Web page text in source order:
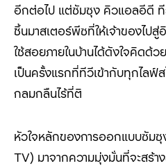
อีกต่อไป แต่ซัมซุง คิวแอลอีดี ที
ชิ้นมาสเตอร์พีซที่ให้เจ้าของไป
ใช้สอยภายในบ้านได้ดังใจคิดด้
เป็นครั้งแรกที่ทีวีเข้ากับทุกไลฟ์
กลมกลืนไร้ที่ติ
หัวใจหลักของการออกแบบซัม
TV) มาจากความมุ่งมั่นที่จะสร้